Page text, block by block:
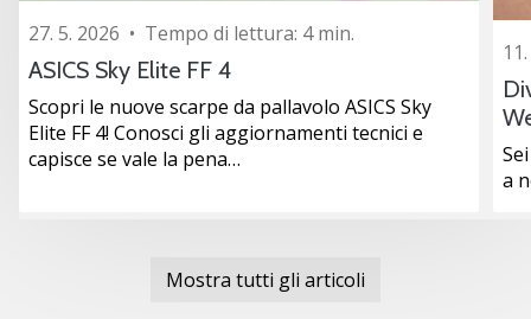
27. 5. 2026 • Tempo di lettura: 4 min.
ASICS Sky Elite FF 4
Scopri le nuove scarpe da pallavolo ASICS Sky
Elite FF 4! Conosci gli aggiornamenti tecnici e
capisce se vale la pena…
a
Mostra tutti gli articoli